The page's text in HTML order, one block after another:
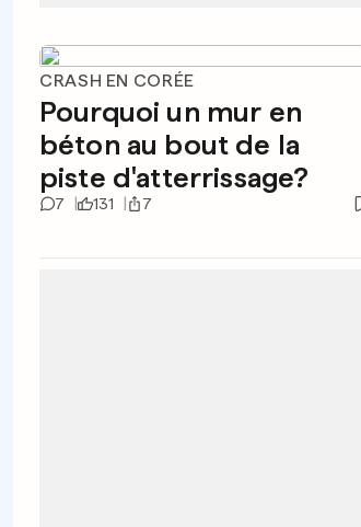
CRASH EN CORÉE
Pourquoi un mur en
béton au bout de la
piste d'atterrissage?
7 131 7